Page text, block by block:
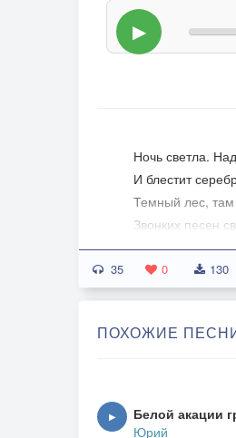
▶
Ночь светла.
И блестит
Темный лес, там
Звонких песен
Под луной
Они в сердце
Милый друг,
В эту ночь, при
В эту ночь при
35 0 130
ПОХОЖИЕ
▶ Белой акации
Юрий